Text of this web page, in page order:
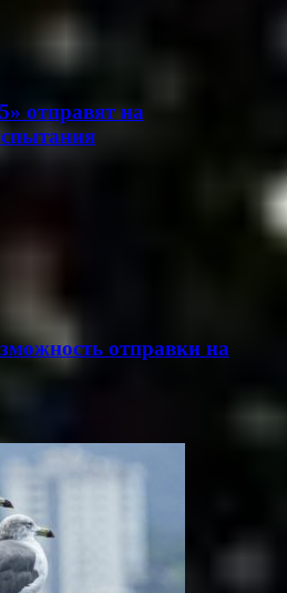
отправят на
отправки на